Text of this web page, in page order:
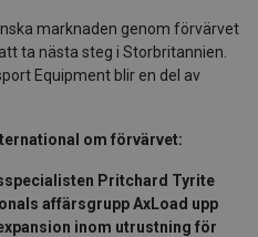
marknaden genom förvärvet
ta nästa steg i Storbritannien.
Equipment blir en del av
om förvärvet:
Pritchard Tyrite
affärsgrupp AxLoad upp
inom utrustning för